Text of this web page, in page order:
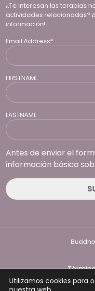
¿Te interesan las terapias
actividades relacionadas?
información!
Email Address*
FIRSTNAME
LASTNAME
Antes de enviar el
información básica
Utilizamos cookies para